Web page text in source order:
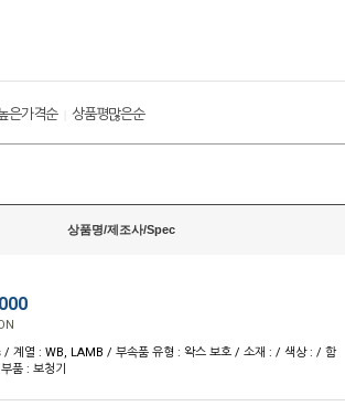
은가격순| 상품평많은순
상품명/제조사/Spec
계열 : WB, LAMB / 부속품 유형 : 왁스 보호 / 소재 : / 색상 : / 함
품 : 보청기